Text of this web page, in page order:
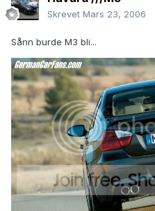
Skrevet Mars 23, 2006
Sånn burde M3 bli...